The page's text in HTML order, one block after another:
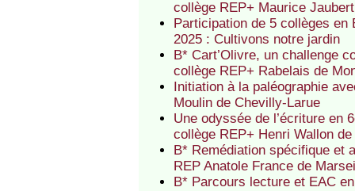
collège REP+ Maurice Jaubert
Participation de 5 collèges en
2025 : Cultivons notre jardin
B* Cart’Olivre, un challenge
collège REP+ Rabelais de
Initiation à la paléographie
Moulin de Chevilly-Larue
Une odyssée de l’écriture en
collège REP+ Henri Wallon
B* Remédiation spécifique et
REP Anatole France de
B* Parcours lecture et EAC